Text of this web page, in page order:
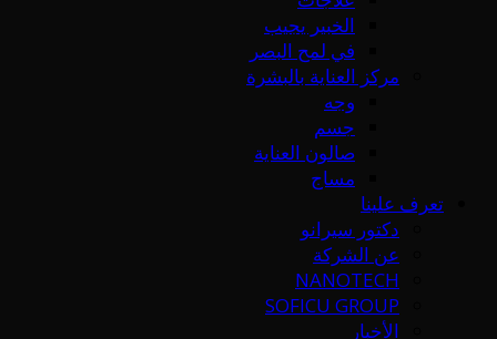
الخبير يجيب
في لمح البصر
مركز العناية بالبشرة
وجه
جسم
صالون العناية
مساج
تعرف علينا
دكتور سيرانو
عن الشركة
NANOTECH
SOFICU GROUP
الأخبار